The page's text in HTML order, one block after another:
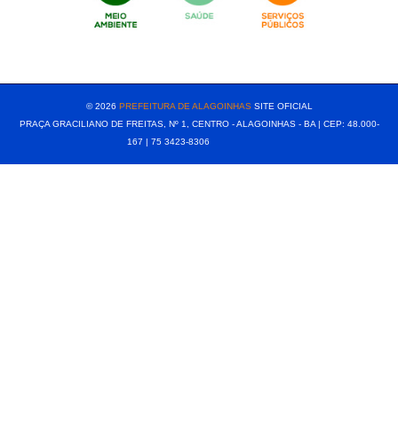
© 2026 PREFEITURA DE ALAGOINHASSITE OFICIAL
PRAÇA GRACILIANO DE FREITAS, Nº 1, CENTRO - ALAGOINHAS - BA | CEP: 48.000-
167 | 75 3423-8306⠀⠀⠀⠀⠀⠀⠀⠀⠀⠀